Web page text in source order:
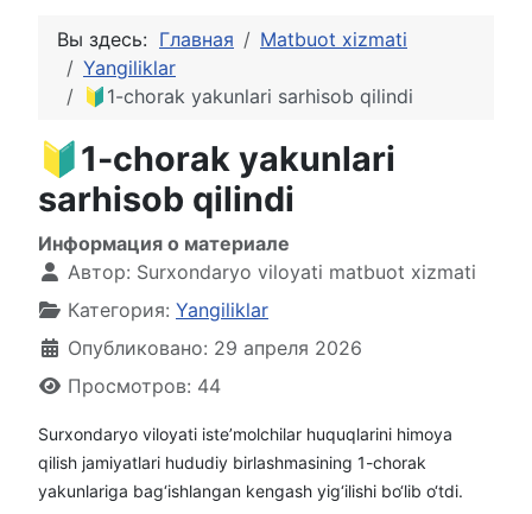
Вы здесь: Главная
Matbuot xizmati
Yangiliklar
🔰1-chorak yakunlari sarhisob qilindi
🔰1-chorak yakunlari
sarhisob qilindi
Информация о материале
Автор: Surxondaryo viloyati matbuot xizmati
Категория: Yangiliklar
Опубликовано: 29 апреля 2026
Просмотров: 44
Surxondaryo viloyati iste’molchilar huquqlarini himoya
qilish jamiyatlari hududiy birlashmasining 1-chorak
yakunlariga bag‘ishlangan kengash yig‘ilishi bo‘lib o‘tdi.